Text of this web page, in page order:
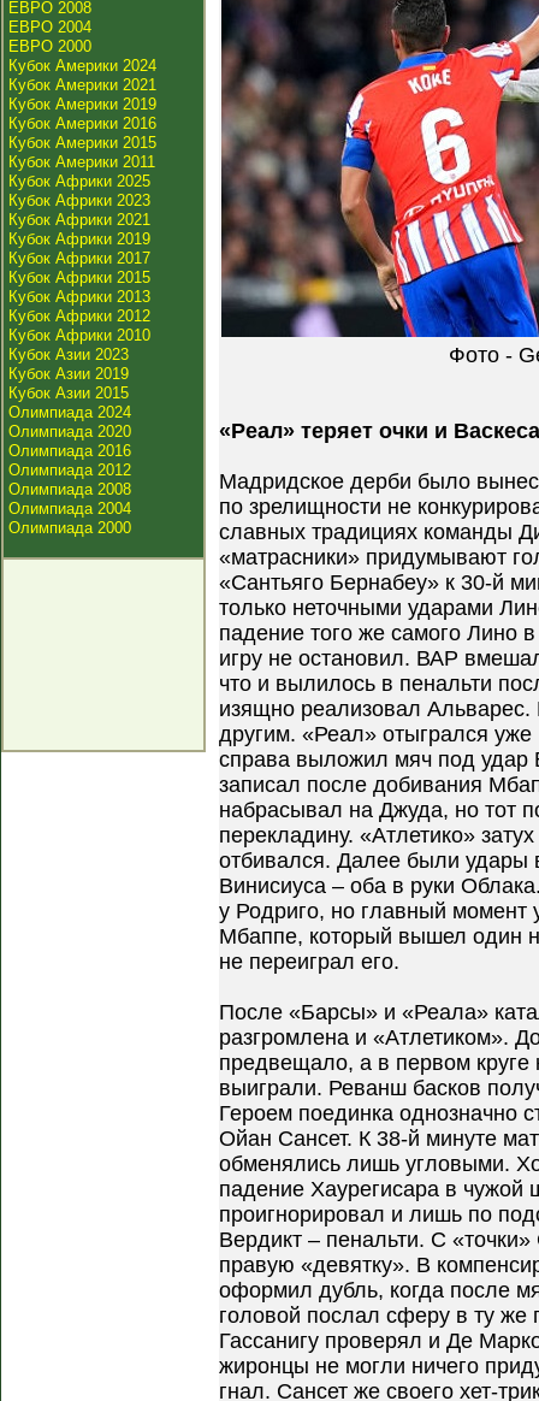
ЕВРО 2008
ЕВРО 2004
ЕВРО 2000
Кубок Америки 2024
Кубок Америки 2021
Кубок Америки 2019
Кубок Америки 2016
Кубок Америки 2015
Кубок Америки 2011
Кубок Африки 2025
Кубок Африки 2023
Кубок Африки 2021
Кубок Африки 2019
Кубок Африки 2017
Кубок Африки 2015
Кубок Африки 2013
Кубок Африки 2012
Кубок Африки 2010
Кубок Азии 2023
Кубок Азии 2019
Кубок Азии 2015
Олимпиада 2024
Олимпиада 2020
Олимпиада 2016
Олимпиада 2012
Олимпиада 2008
Олимпиада 2004
Олимпиада 2000
Фото -
«Реал» теряет очки и
Мадридское дерби было
по зрелищности не
славных традициях команды
«матрасники» придумывают
«Сантьяго Бернабеу» к 30-й
только неточными ударами
падение того же самого Лино
игру не остановил. ВАР
что и вылилось в пенальти
изящно реализовал
другим. «Реал» отыгрался уже
справа выложил мяч под удар
записал после добивания
набрасывал на Джуда, но тот
перекладину. «Атлетико»
отбивался. Далее были удары
Винисиуса – оба в руки
у Родриго, но главный момент
Мбаппе, который вышел один
не переиграл его.
После «Барсы» и «Реала»
разгромлена и «Атлетиком».
предвещало, а в первом
выиграли. Реванш басков
Героем поединка однозначно
Ойан Сансет. К 38-й минуте
обменялись лишь угловыми.
падение Хаурегисара в чужой
проигнорировал и лишь по
Вердикт – пенальти. С
правую «девятку». В
оформил дубль, когда после
головой послал сферу в ту же
Гассанигу проверял и Де
жиронцы не могли ничего
гнал. Сансет же своего хет-